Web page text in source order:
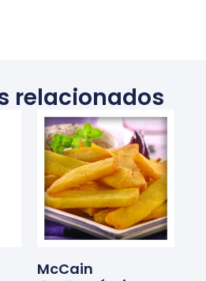
relacionados
McCain